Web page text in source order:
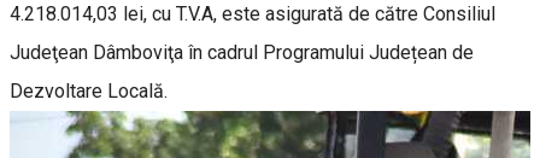
4.218.014,03 lei, cu T.V.A, este asigurată de către Consiliul
Judeţean Dâmboviţa în cadrul Programului Județean de
Dezvoltare Locală.